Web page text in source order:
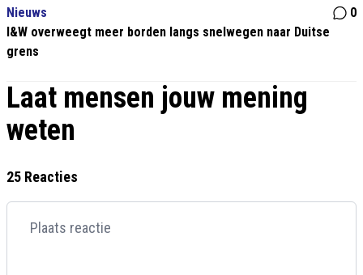
Nieuws
0
I&W overweegt meer borden langs snelwegen naar Duitse
grens
Laat mensen jouw mening
weten
25 Reacties